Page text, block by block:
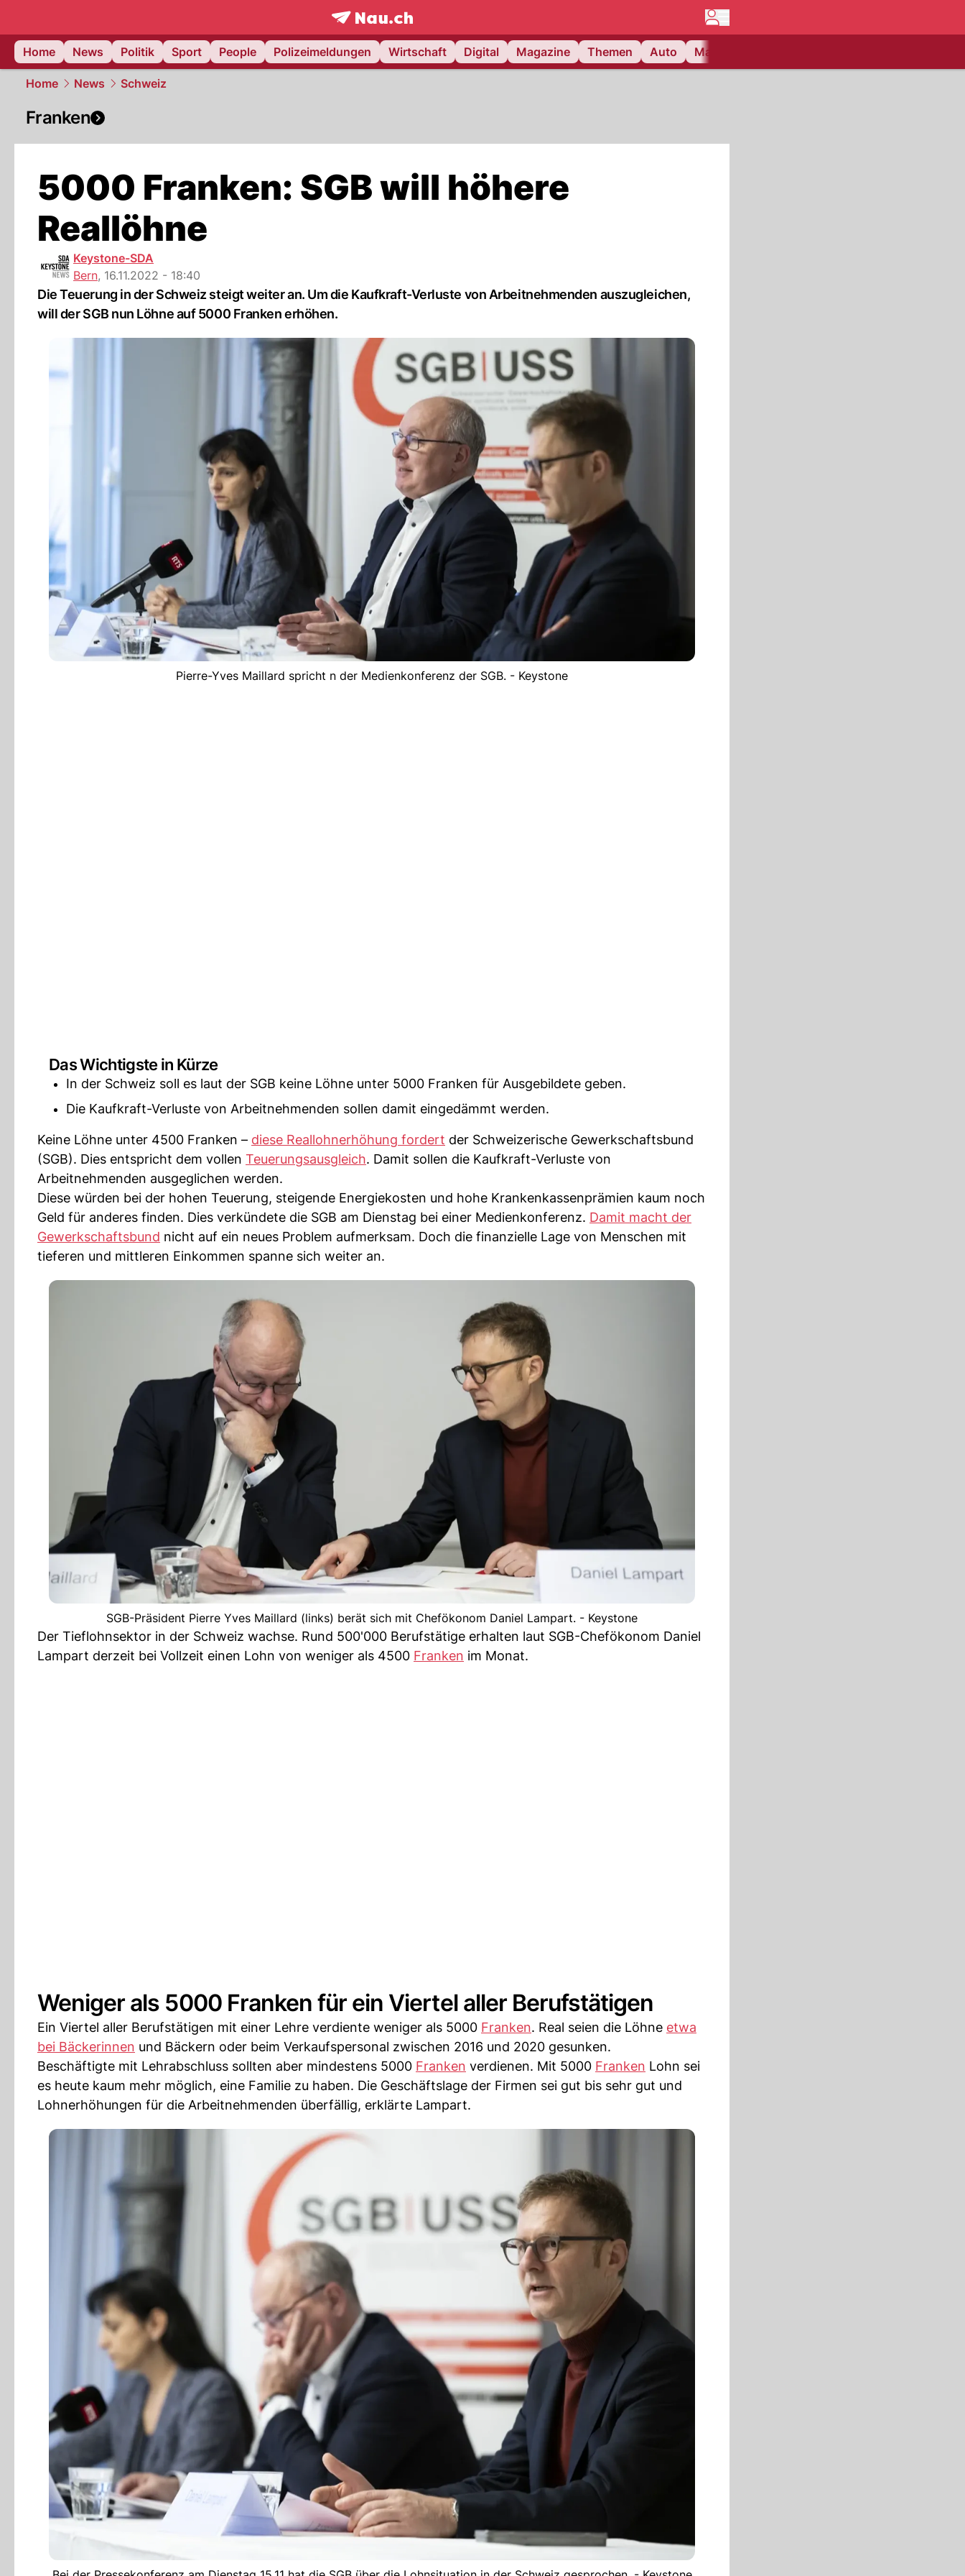
frontpage.NAU.ch
Home
News Politik Sport People Polizeimeldungen Wirtschaft Digital Magazine Themen Auto Matchcenter
Home News Schweiz
Franken
5000 Franken: SGB will höhere
Reallöhne
Keystone-SDA
Bern, 16.11.2022 - 18:40
Die Teuerung in der Schweiz steigt weiter an. Um die Kaufkraft-Verluste von Arbeitnehmenden auszugleichen,
will der SGB nun Löhne auf 5000 Franken erhöhen.
Pierre-Yves Maillard spricht n der Medienkonferenz der SGB. - Keystone
Das Wichtigste in Kürze
In der Schweiz soll es laut der SGB keine Löhne unter 5000 Franken für Ausgebildete geben.
Die Kaufkraft-Verluste von Arbeitnehmenden sollen damit eingedämmt werden.
Keine Löhne unter 4500 Franken – diese Reallohnerhöhung fordert der Schweizerische Gewerkschaftsbund
(SGB). Dies entspricht dem vollen Teuerungsausgleich. Damit sollen die Kaufkraft-Verluste von
Arbeitnehmenden ausgeglichen werden.
Diese würden bei der hohen Teuerung, steigende Energiekosten und hohe Krankenkassenprämien kaum noch
Geld für anderes finden. Dies verkündete die SGB am Dienstag bei einer Medienkonferenz. Damit macht der
Gewerkschaftsbund nicht auf ein neues Problem aufmerksam. Doch die finanzielle Lage von Menschen mit
tieferen und mittleren Einkommen spanne sich weiter an.
SGB-Präsident Pierre Yves Maillard (links) berät sich mit Chefökonom Daniel Lampart. - Keystone
Der Tieflohnsektor in der Schweiz wachse. Rund 500'000 Berufstätige erhalten laut SGB-Chefökonom Daniel
Lampart derzeit bei Vollzeit einen Lohn von weniger als 4500 Franken im Monat.
Weniger als 5000 Franken für ein Viertel aller Berufstätigen
Ein Viertel aller Berufstätigen mit einer Lehre verdiente weniger als 5000 Franken. Real seien die Löhne etwa
bei Bäckerinnen und Bäckern oder beim Verkaufspersonal zwischen 2016 und 2020 gesunken.
Beschäftigte mit Lehrabschluss sollten aber mindestens 5000 Franken verdienen. Mit 5000 Franken Lohn sei
es heute kaum mehr möglich, eine Familie zu haben. Die Geschäftslage der Firmen sei gut bis sehr gut und
Lohnerhöhungen für die Arbeitnehmenden überfällig, erklärte Lampart.